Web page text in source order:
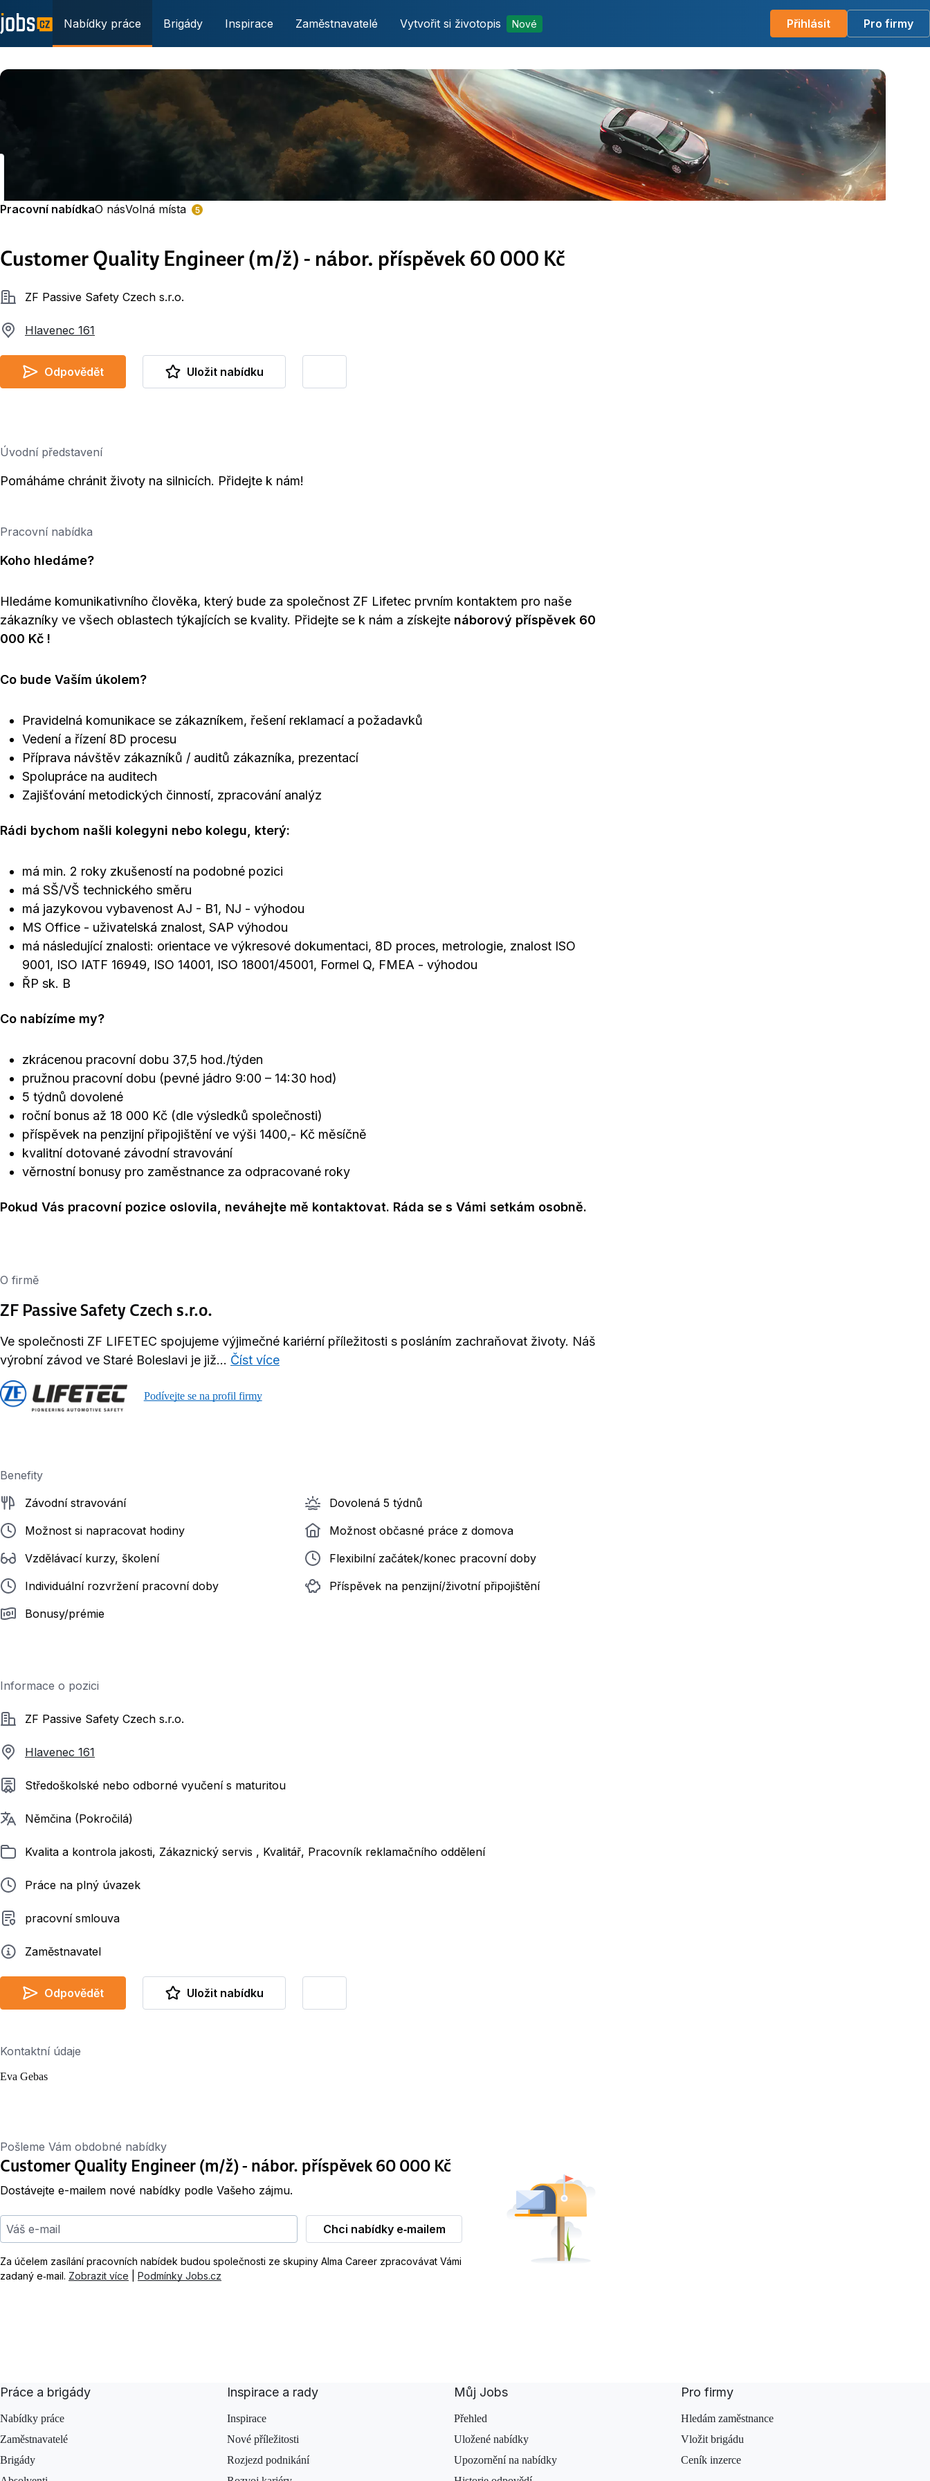
Nabídky práce Brigády Inspirace Zaměstnavatelé Vytvořit si životopis Nové Přihlásit Pro firmy
Pracovní nabídkaO násVolná místa 5
Customer Quality Engineer (m/ž) - nábor. příspěvek 60 000 Kč
SpolečnostZF Passive Safety Czech s.r.o.
Hlavenec 161
Odpovědět Uložit nabídku
Úvodní představení
Pomáháme chránit životy na silnicích. Přidejte k nám!
Pracovní nabídka
Koho hledáme?
Hledáme komunikativního člověka, který bude za společnost ZF Lifetec prvním kontaktem pro naše
zákazníky ve všech oblastech týkajících se kvality. Přidejte se k nám a získejte náborový příspěvek 60
000 Kč !
Co bude Vaším úkolem?
Pravidelná komunikace se zákazníkem, řešení reklamací a požadavků
Vedení a řízení 8D procesu
Příprava návštěv zákazníků / auditů zákazníka, prezentací
Spolupráce na auditech
Zajišťování metodických činností, zpracování analýz
Rádi bychom našli kolegyni nebo kolegu, který:
má min. 2 roky zkušeností na podobné pozici
má SŠ/VŠ technického směru
má jazykovou vybavenost AJ - B1, NJ - výhodou
MS Office - uživatelská znalost, SAP výhodou
má následující znalosti: orientace ve výkresové dokumentaci, 8D proces, metrologie, znalost ISO
9001, ISO IATF 16949, ISO 14001, ISO 18001/45001, Formel Q, FMEA - výhodou
ŘP sk. B
Co nabízíme my?
zkrácenou pracovní dobu 37,5 hod./týden
pružnou pracovní dobu (pevné jádro 9:00 – 14:30 hod)
5 týdnů dovolené
roční bonus až 18 000 Kč (dle výsledků společnosti)
příspěvek na penzijní připojištění ve výši 1400,- Kč měsíčně
kvalitní dotované závodní stravování
věrnostní bonusy pro zaměstnance za odpracované roky
Pokud Vás pracovní pozice oslovila, neváhejte mě kontaktovat. Ráda se s Vámi setkám osobně.
O firmě
ZF Passive Safety Czech s.r.o.
Ve společnosti ZF LIFETEC spojujeme výjimečné kariérní příležitosti s posláním zachraňovat životy. Náš
výrobní závod ve Staré Boleslavi je již... Číst více
Podívejte se na profil firmy
Benefity
Závodní stravování
Možnost si napracovat hodiny
Vzdělávací kurzy, školení
Individuální rozvržení pracovní doby
Bonusy/prémie
Dovolená 5 týdnů
Možnost občasné práce z domova
Flexibilní začátek/konec pracovní doby
Příspěvek na penzijní/životní připojištění
Informace o pozici
SpolečnostZF Passive Safety Czech s.r.o.
Hlavenec 161
Požadované vzdělání
Středoškolské nebo odborné vyučení s maturitou
Požadované jazyky
Němčina (Pokročilá)
ZařazenoKvalita a kontrola jakosti, Zákaznický servis , Kvalitář, Pracovník reklamačního oddělení
Typ pracovního poměru
Práce na plný úvazek
Typ smluvního vztahu
pracovní smlouva
ZadavatelZaměstnavatel
Odpovědět Uložit nabídku
Kontaktní údaje
Eva Gebas
Pošleme Vám obdobné nabídky
Customer Quality Engineer (m/ž) - nábor. příspěvek 60 000 Kč
Dostávejte e-mailem nové nabídky podle Vašeho zájmu.
Váš e-mail
Chci nabídky e‑mailem
Za účelem zasílání pracovních nabídek budou společnosti ze skupiny Alma Career zpracovávat Vámi
zadaný e‑mail. Zobrazit více Podmínky Jobs.cz
Práce a brigády
Nabídky práce
Zaměstnavatelé
Brigády
Inspirace a rady
Inspirace
Nové příležitosti
Rozjezd podnikání
Můj Jobs
Přehled
Uložené nabídky
Upozornění na nabídky
Pro firmy
Hledám zaměstnance
Vložit brigádu
Ceník inzerce